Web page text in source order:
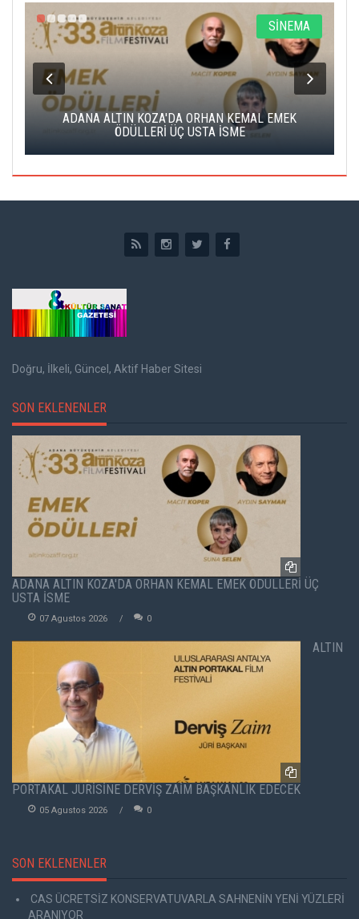
SİNEMA
ADANA ALTIN KOZA'DA ORHAN KEMAL EMEK
ÖDÜLLERİ ÜÇ USTA İSME
Doğru, İlkeli, Güncel, Aktif Haber Sitesi
SON EKLENENLER
ADANA ALTIN KOZA'DA ORHAN KEMAL EMEK ÖDÜLLERİ ÜÇ
USTA İSME
07 Agustos 2026 0
ALTIN
PORTAKAL JÜRİSİNE DERVİŞ ZAİM BAŞKANLIK EDECEK
05 Agustos 2026 0
SON EKLENENLER
CAS ÜCRETSİZ KONSERVATUVARLA SAHNENİN YENİ YÜZLERİ
ARANIYOR